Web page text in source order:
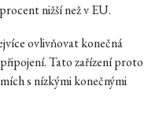
nižší než v EU.
ovlivňovat konečná
Tato zařízení proto
s nízkými konečnými